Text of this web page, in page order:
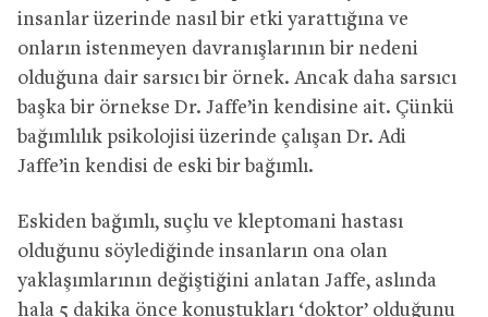
insanlar üzerinde nasıl bir etki yarattığına ve
onların istenmeyen davranışlarının bir nedeni
olduğuna dair sarsıcı bir örnek. Ancak daha sarsıcı
başka bir örnekse Dr. Jaffe’in kendisine ait. Çünkü
bağımlılık psikolojisi üzerinde çalışan Dr. Adi
Jaffe’in kendisi de eski bir bağımlı.
Eskiden bağımlı, suçlu ve kleptomani hastası
olduğunu söylediğinde insanların ona olan
yaklaşımlarının değiştiğini anlatan Jaffe, aslında
hala 5 dakika önce konuştukları ‘doktor’ olduğunu